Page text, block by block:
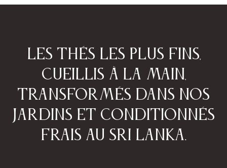
Les thés les plus fins,
cueillis à la main,
transformés dans nos
jardins et conditionnés
frais au Sri Lanka.​